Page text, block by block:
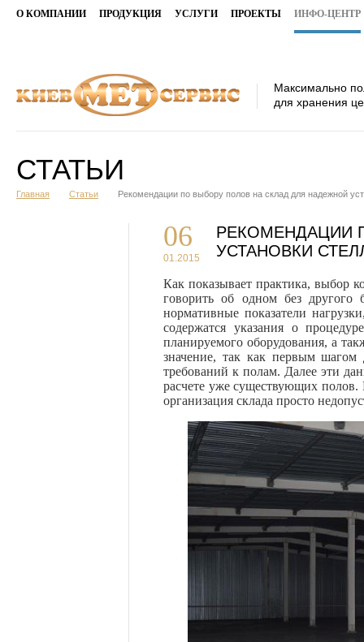
О КОМПАНИИ ПРОДУКЦИЯ УСЛУГИ ПРОЕКТЫ ИНФО-ЦЕНТР
Максимально
для хранения
СТАТЬИ
Главная Статьи Рекомендации по выбору полов на склад для надежной
06
01.2015
РЕКОМЕНДАЦИИ
УСТАНОВКИ
Как показывает практика, выбор
говорить об одном без
норматив­ные показатели
содержатся указания о
планируемого оборудования, а
значение, так как первым шагом
требований к полам. Далее эти
расчете уже существующих полов.
организация склада просто